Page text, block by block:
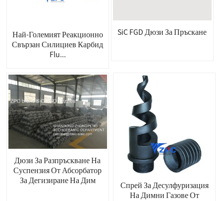
Най-Големият Реакционно
Свързан Силициев Карбид
Flu...
SiC FGD Дюзи За Пръскане
Дюзи За Разпръскване На
Суспензия От Абсорбатор
За Дегизиране На Дим
Спрей За Десулфуризация
На Димни Газове От